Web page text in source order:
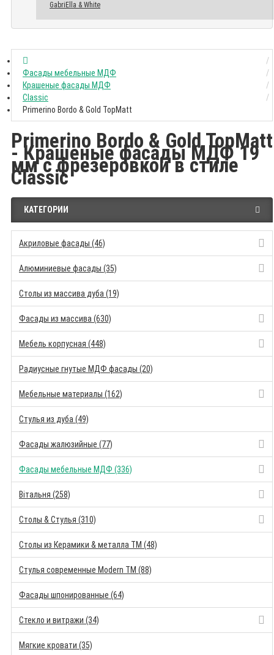
GabriElla & White
Фасады мебельные МДФ
Крашеные фасады МДФ
Classic
Primerino Bordo & Gold TopMatt
Primerino Bordo & Gold TopMatt
- Крашеные фасады МДФ 19
мм с фрезеровкой в стиле
Classic
КАТЕГОРИИ
Акриловые фасады (46)
Алюминиевые фасады (35)
Столы из массива дуба (19)
Фасады из массива (630)
Мебель корпусная (448)
Радиусные гнутые МДФ фасады (20)
Мебельные материалы (162)
Стулья из дуба (49)
Фасады жалюзийные (77)
Фасады мебельные МДФ (336)
Вітальня (258)
Столы & Стулья (310)
Столы из Керамики & металла TM (48)
Стулья современные Modern TM (88)
Фасады шпонированные (64)
Стекло и витражи (34)
Мягкие кровати (35)